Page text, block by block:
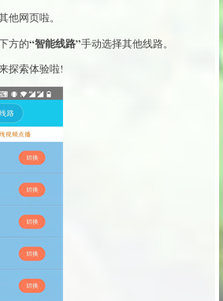
他网页啦。
方的“智能线路”手动选择其他线路。
探索体验啦!